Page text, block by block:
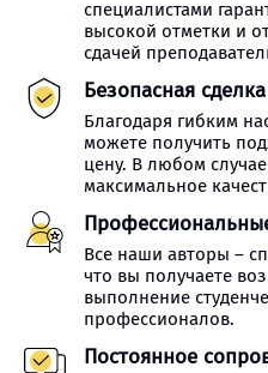
специалистами
высокой отметки и
сдачей
Безопасная сделка
Благодаря гибким
можете получить
цену. В любом
максимальное
Все наши авторы –
что вы получаете
выполнение
профессионалов.
Постоянное